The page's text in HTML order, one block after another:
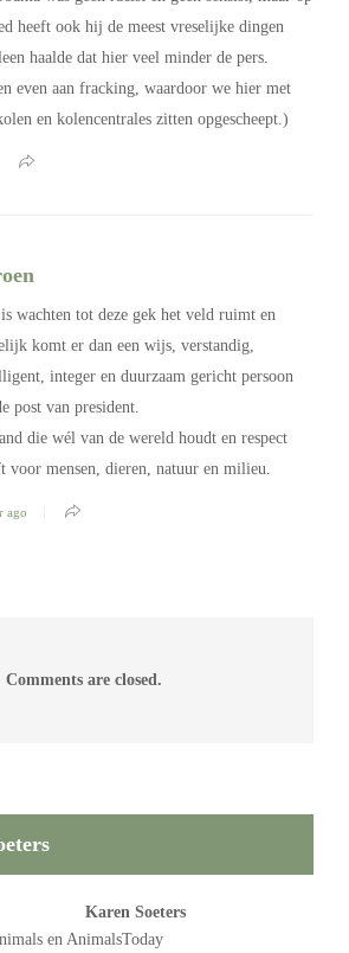
heeft ook hij de meest vreselijke dingen
haalde dat hier veel minder de pers.
even aan fracking, waardoor we hier met
en kolencentrales zitten opgescheept.)
wachten tot deze gek het veld ruimt en
komt er dan een wijs, verstandig,
integer en duurzaam gericht persoon
post van president.
die wél van de wereld houdt en respect
voor mensen, dieren, natuur en milieu.
ago
Comments are closed.
Karen Soeters
en AnimalsToday